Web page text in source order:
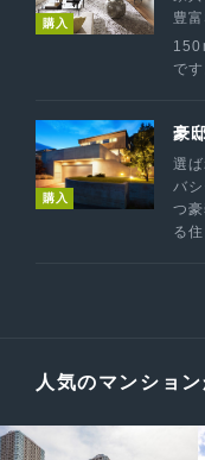
購入
豊
です
購入
豪
選
バ
つ
る
人気のマンショ